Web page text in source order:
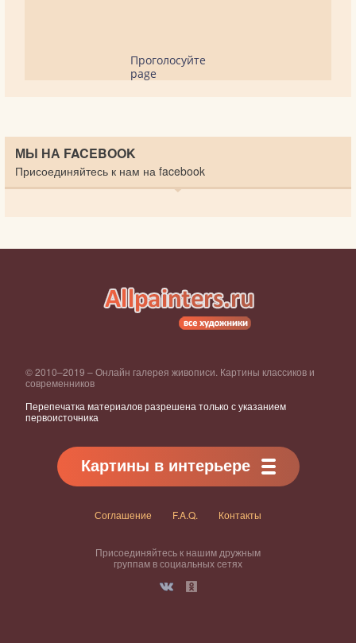
Проголосуйте
page
МЫ НА FACEBOOK
Присоединяйтесь к нам на facebook
© 2010–2019 – Онлайн галерея живописи. Картины классиков и
современников
Перепечатка материалов разрешена только с указанием
первоисточника
Картины в интерьере
Соглашение F.A.Q. Контакты
Присоединяйтесь к нашим дружным
группам в социальных сетях